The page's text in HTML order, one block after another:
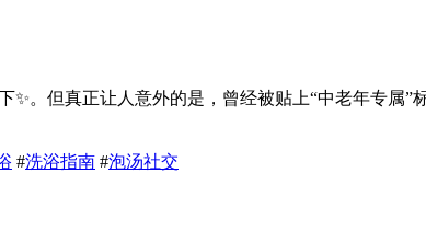
。但真正让人意外的是，曾经被贴上“中老年专属
#洗浴指南 #泡汤社交